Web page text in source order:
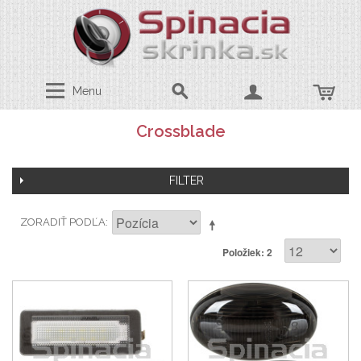
Menu
Crossblade
FILTER
ZORADIŤ PODĽA
Položiek: 2